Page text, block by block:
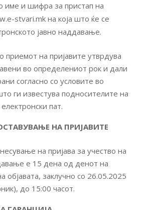
име и шифра за пристап на
stvari.mk на која што ќе се
јавно наддавање.
приемот на пријавите утврдува
во определениот рок и дали
согласно со условите во
ги известува подносителите на
пат.
НА ПРИЈАВИТЕ
на пријава за учество на
е 15 дена од денот на
објавата, заклучно со 26.05.2025
до 15:00 часот.